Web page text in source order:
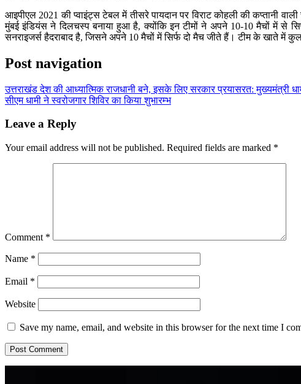
आइपीएल 2021 की प्वाइंट्स टेबल में तीसरे पायदान पर विराट कोहली की कप्तानी
मुंबई इंडियंस ने दिलचस्प बनाया हुआ है, क्योंकि इन टीमों ने अपने 10-10 मैचों में
सनराइजर्स हैदराबाद है, जिसने अपने 10 मैचों में सिर्फ दो मैच जीते हैं। टीम के खाते
Post navigation
उत्तराखंड देश की आध्यात्मिक राजधानी बने, इसके लिए सरकार प्रयासरत: मुख्यमंत्री
सीएम धामी ने स्वरोजगार शिविर का किया शुभारम्भ
Leave a Reply
Your email address will not be published. Required fields are marked *
Comment *
Name *
Email *
Website
Save my name, email, and website in this browser for the next time I